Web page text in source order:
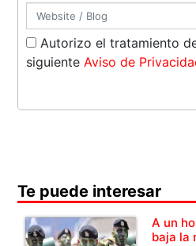
Autorizo el tratamiento
siguienteAviso de
Te puede interesar
A un
baja la